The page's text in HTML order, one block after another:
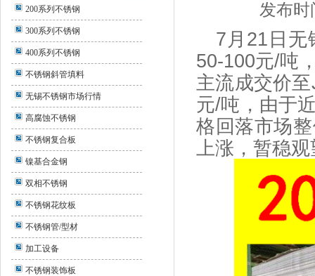
200系列不锈钢
300系列不锈钢
400系列不锈钢
不锈钢斜管填料
无锡不锈钢市场行情
高腐蚀不锈钢
不锈钢复合板
镍基合金钢
双相不锈钢
不锈钢花纹板
不锈钢管/型材
加工设备
不锈钢装饰板
发布时
7 月 21日无
50-100元/吨
主流成交价至
元/吨，由于
格回落市场
上涨，暂稳